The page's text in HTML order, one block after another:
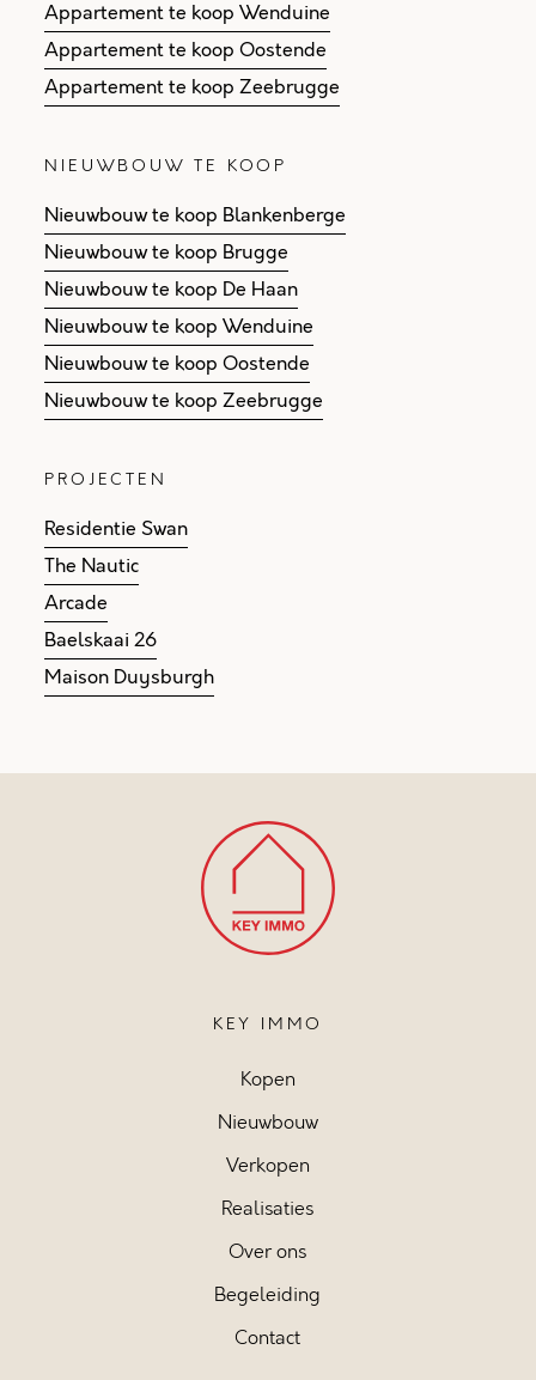
Appartement te koop Wenduine
Appartement te koop Oostende
Appartement te koop Zeebrugge
NIEUWBOUW TE KOOP
Nieuwbouw te koop Blankenberge
Nieuwbouw te koop Brugge
Nieuwbouw te koop De Haan
Nieuwbouw te koop Wenduine
Nieuwbouw te koop Oostende
Nieuwbouw te koop Zeebrugge
PROJECTEN
Residentie Swan
The Nautic
Arcade
Baelskaai 26
Maison Duysburgh
KEY IMMO
Kopen
Nieuwbouw
Verkopen
Realisaties
Over ons
Begeleiding
Contact